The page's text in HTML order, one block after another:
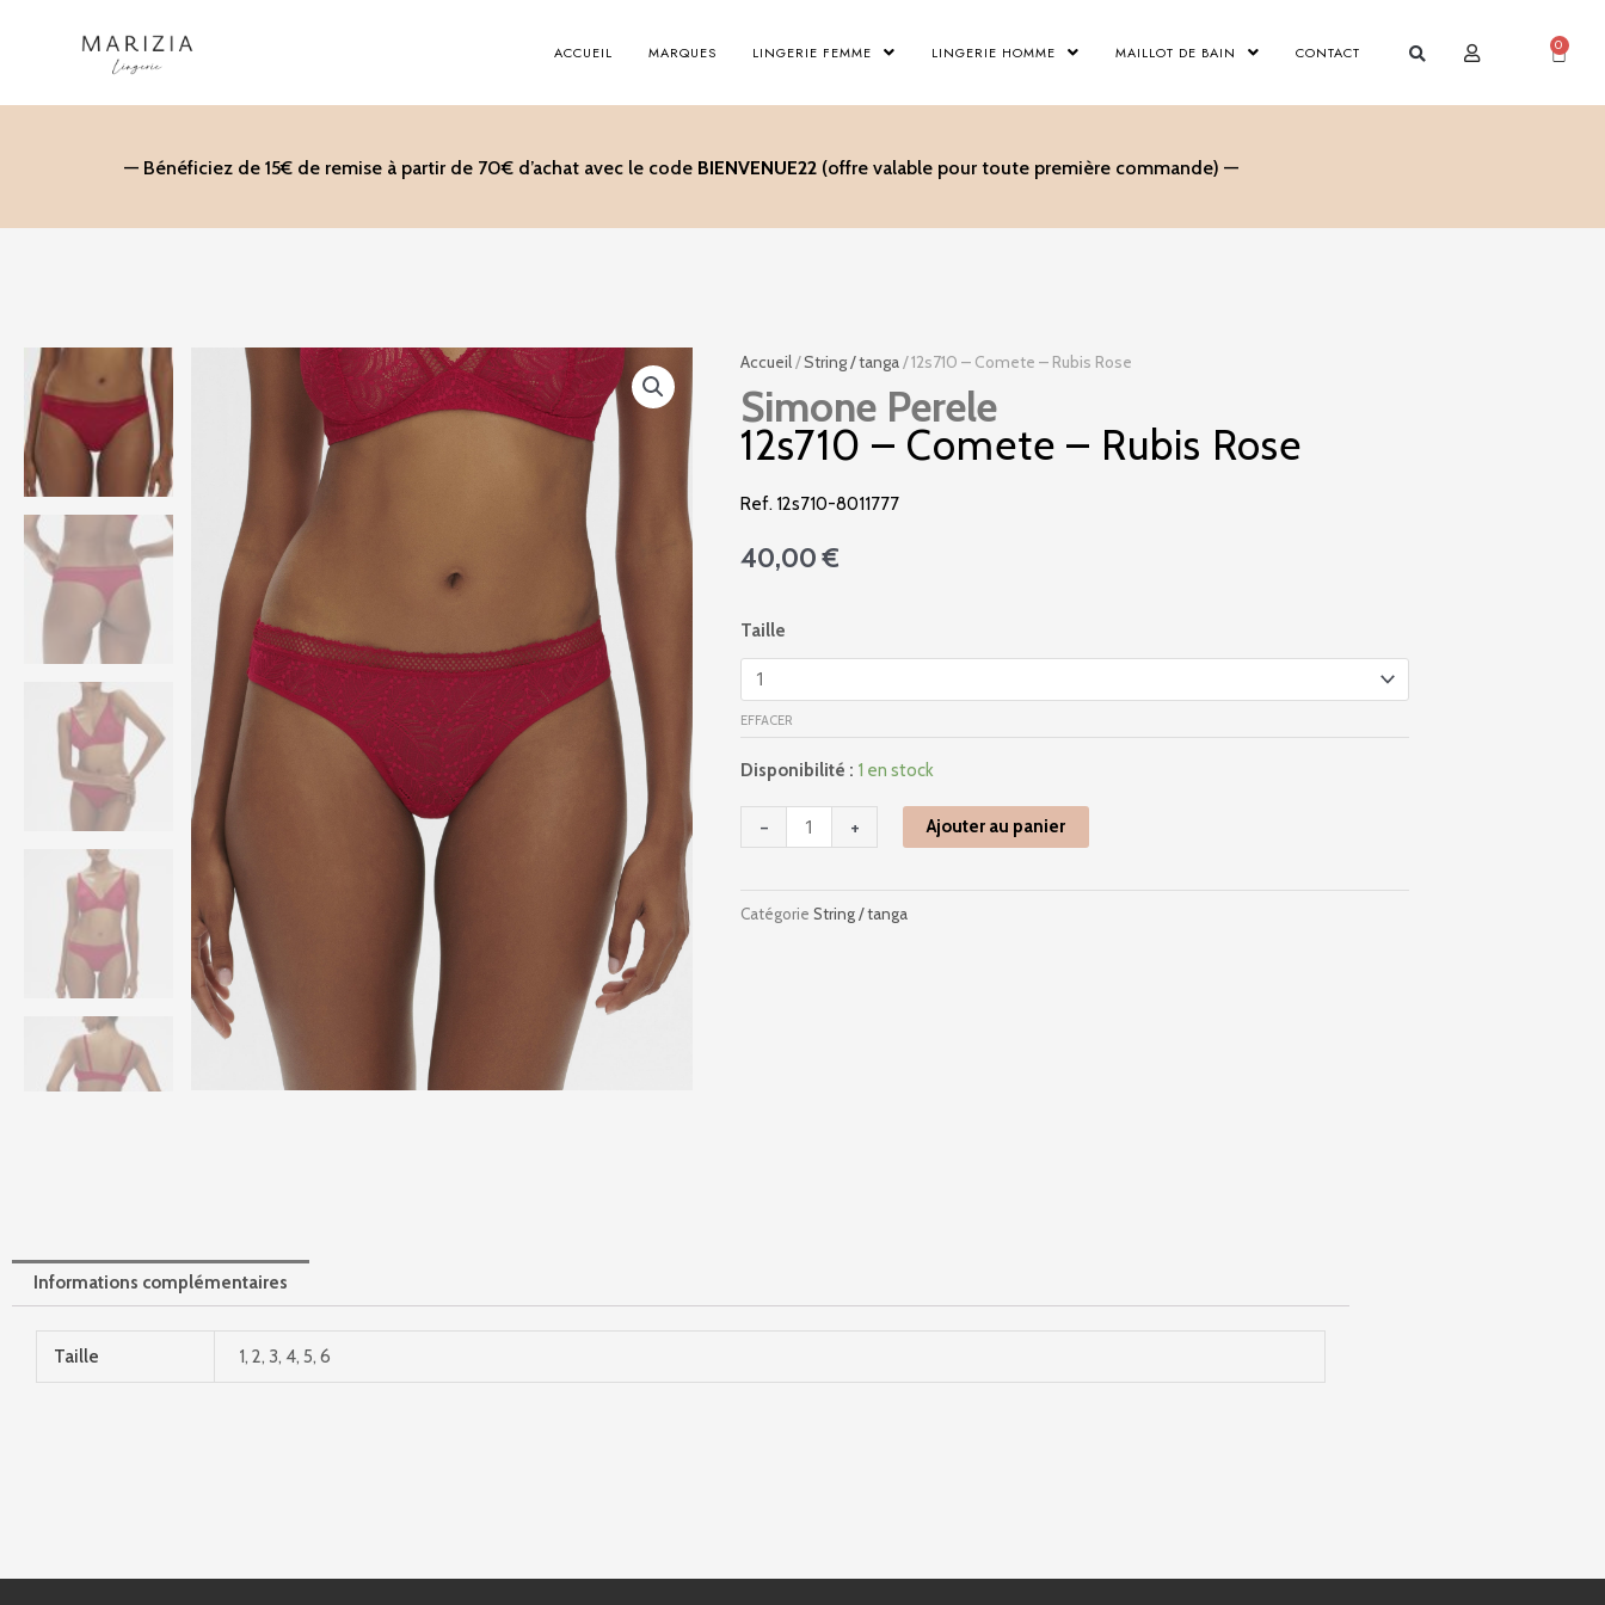
ACCUEIL MARQUES LINGERIE FEMME LINGERIE HOMME MAILLOT DE BAIN CONTACT 0
Panier
— Bénéficiez de 15€ de remise à partir de 70€ d’achat avec le code BIENVENUE22(offre valable pour toute première commande) —
Accueil/String / tanga/ 12s710 – Comete – Rubis Rose
Simone Perele
12s710 – Comete – Rubis Rose
Ref. 12s710-8011777
40,00€
Taille
EFFACER
Disponibilité : 1 en stock
-
de
12s710
-
Comete
Rubis
Rose
+ Ajouter au panier
Catégorie String / tanga
Informations complémentaires
Taille 1, 2, 3, 4, 5, 6